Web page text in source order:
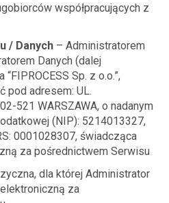
współpracujących z
/ Danych – Administratorem
Danych (dalej
Sp. z o.o.”,
pod adresem: UL.
521 WARSZAWA, o nadanym
(NIP): 5214013327,
0001028307, świadcząca
za pośrednictwem Serwisu
dla której Administrator
za